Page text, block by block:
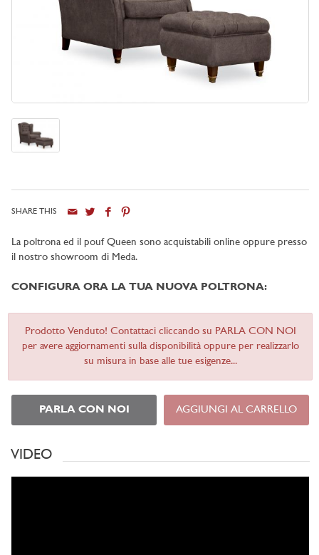
SHARE THIS
La poltrona ed il pouf Queen sono acquistabili online oppure presso
il nostro showroom di Meda.
CONFIGURA ORA LA TUA NUOVA POLTRONA:
Prodotto Venduto! Contattaci cliccando su PARLA CON NOI
per avere aggiornamenti sulla disponibilità oppure per realizzarlo
su misura in base alle tue esigenze...
PARLA CON NOI AGGIUNGI AL CARRELLO
VIDEO